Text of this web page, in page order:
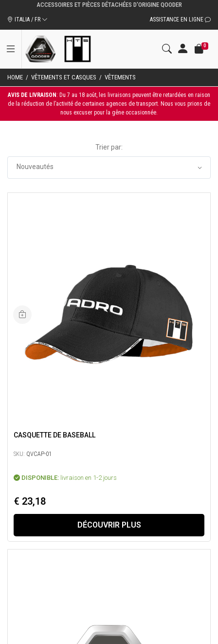
ACCESSOIRES ET PIÈCES DÉTACHÉES D'ORIGINE QOODER
ITALIA / FR ASSISTANCE EN LIGNE
0
HOME / VÊTEMENTS ET CASQUES / VÊTEMENTS
AVIS DE LIVRAISON : Du 7 au 18 août, les livraisons peuvent être retardées en raison
de la réduction de l’activité de certaines agences de transport. Nous vous prions de
nous excuser pour la gêne occasionnée.
Trier par:
CASQUETTE DE BASEBALL
SKU: QVCAP-01
DISPONIBLE: livraison en 1-2 jours
€ 23,18
DÉCOUVRIR PLUS